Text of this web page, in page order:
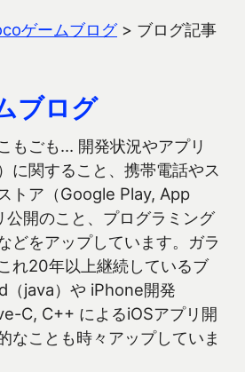
ゲームブログ> ブログ記事
ブログ
もごも… 開発状況やアプリ
に関すること、携帯電話やス
トア（Google Play, App
開のこと、プログラミング
どをアップしています。ガラ
れ20年以上継続しているブ
（java）や iPhone開発
C, C++ によるiOSアプリ開
なことも時々アップしていま